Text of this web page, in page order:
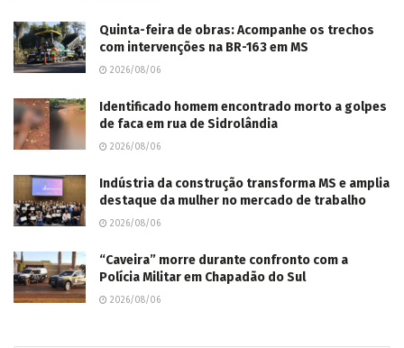
Quinta-feira de obras: Acompanhe os trechos
com intervenções na BR-163 em MS
2026/08/06
Identificado homem encontrado morto a golpes
de faca em rua de Sidrolândia
2026/08/06
Indústria da construção transforma MS e amplia
destaque da mulher no mercado de trabalho
2026/08/06
“Caveira” morre durante confronto com a
Polícia Militar em Chapadão do Sul
2026/08/06